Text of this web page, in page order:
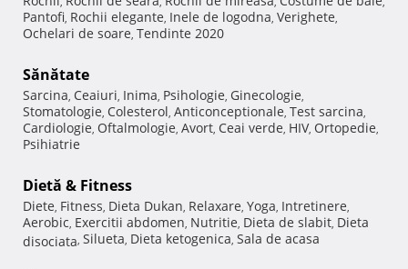
Pantofi, Rochii elegante, Inele de logodna, Verighete,
Ochelari de soare, Tendinte 2020
Sănătate
Sarcina, Ceaiuri, Inima, Psihologie, Ginecologie,
Stomatologie, Colesterol, Anticonceptionale, Test sarcina,
Cardiologie, Oftalmologie, Avort, Ceai verde, HIV, Ortopedie,
Psihiatrie
Dietă & Fitness
Diete, Fitness, Dieta Dukan, Relaxare, Yoga, Intretinere,
Aerobic, Exercitii abdomen, Nutritie, Dieta de slabit, Dieta
disociata, Silueta, Dieta ketogenica, Sala de acasa